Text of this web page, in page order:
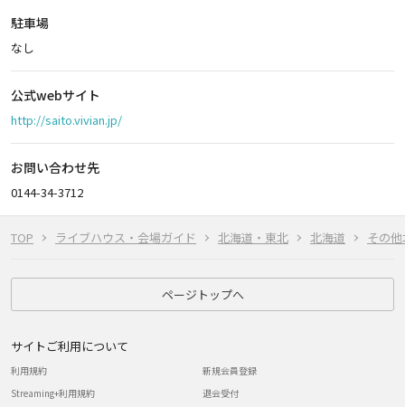
TOP ライブハウス・会場ガイド 北海道・東北 北海道 その
駐車場
なし
公式webサイト
http://saito.vivian.jp/
お問い合わせ先
0144-34-3712
ページトップへ
サイトご利用について
利用規約
Streaming+利用規約
新規会員登録
退会受付